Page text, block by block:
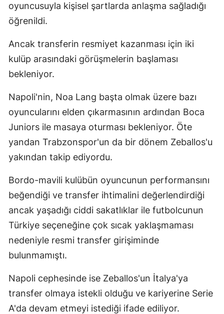
oyuncusuyla kişisel şartlarda anlaşma sağladığı
öğrenildi.
Ancak transferin resmiyet kazanması için iki
kulüp arasındaki görüşmelerin başlaması
bekleniyor.
Napoli'nin, Noa Lang başta olmak üzere bazı
oyuncularını elden çıkarmasının ardından Boca
Juniors ile masaya oturması bekleniyor. Öte
yandan Trabzonspor'un da bir dönem Zeballos'u
yakından takip ediyordu.
Bordo-mavili kulübün oyuncunun performansını
beğendiği ve transfer ihtimalini değerlendirdiği
ancak yaşadığı ciddi sakatlıklar ile futbolcunun
Türkiye seçeneğine çok sıcak yaklaşmaması
nedeniyle resmi transfer girişiminde
bulunmamıştı.
Napoli cephesinde ise Zeballos'un İtalya'ya
transfer olmaya istekli olduğu ve kariyerine Serie
A'da devam etmeyi istediği ifade ediliyor.